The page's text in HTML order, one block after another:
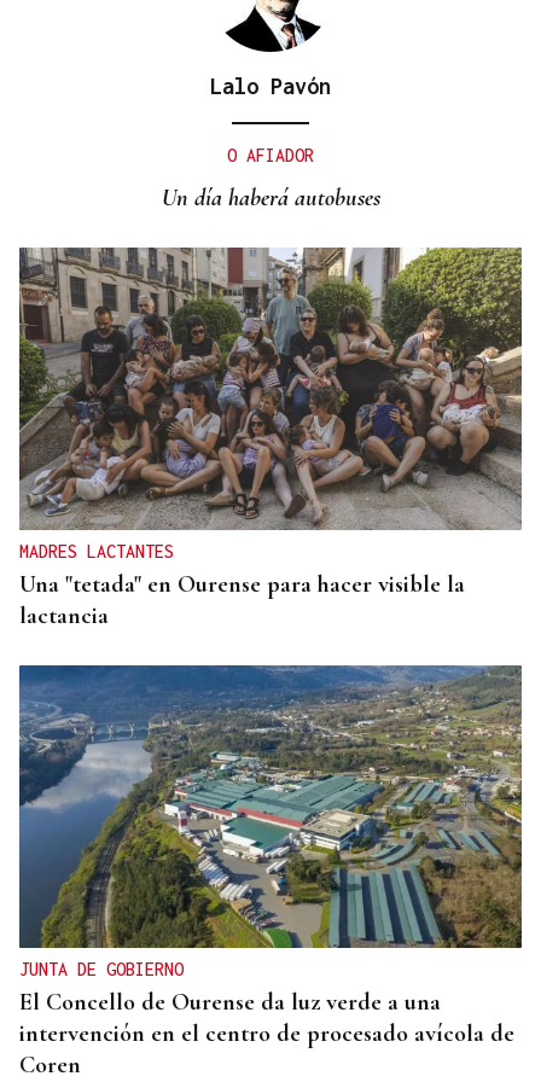
Lalo Pavón
O AFIADOR
Un día haberá autobuses
MADRES LACTANTES
Una "tetada" en Ourense para hacer visible la
lactancia
JUNTA DE GOBIERNO
El Concello de Ourense da luz verde a una
intervención en el centro de procesado avícola de
Coren